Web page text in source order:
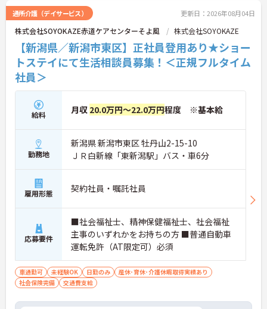
通所介護（デイサービス） 更新日：2026年08月04日
株式会社SOYOKAZE赤道ケアセンターそよ風 株式会社SOYOKAZE
【新潟県／新潟市東区】正社員登用あり★ショー
トステイにて生活相談員募集！＜正規フルタイム
社員＞
給料 月収 20.0万円～22.0万円程度 ※基本給
勤務地
新潟県 新潟市東区 牡丹山2-15-10
ＪＲ白新線「東新潟駅」バス・車6分
雇用形態 契約社員・嘱託社員
応募要件
■社会福祉士、精神保健福祉士、社会福祉
主事のいずれかをお持ちの方 ■普通自動車
運転免許（AT限定可）必須
車通勤可 未経験OK 日勤のみ
産休･育休･介護休暇取得実績あり
社会保険完備
交通費支給